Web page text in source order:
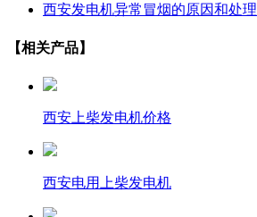
西安发电机异常冒烟的原因和处理
【相关产品】
西安上柴发电机价格
西安电用上柴发电机